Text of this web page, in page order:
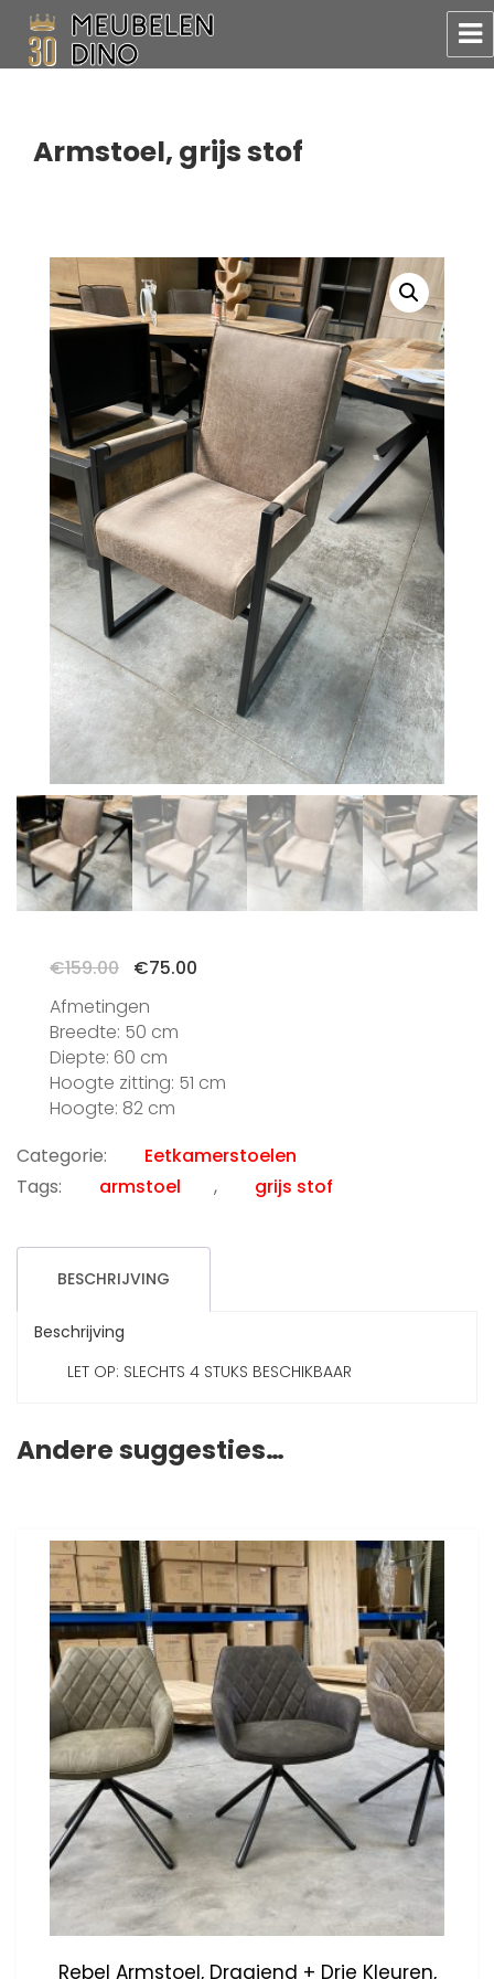
Armstoel, grijs stof
€159.00
Oorspronkelijke
was:
€159.00.
€75.00
Afmetingen
Breedte: 50 cm
Diepte: 60 cm
Hoogte zitting: 51 cm
Hoogte: 82 cm
Categorie:
Eetkamerstoelen
Tags:
armstoel , grijs stof
BESCHRIJVING
Beschrijving
LET OP: SLECHTS 4 STUKS BESCHIKBAAR
Andere suggesties…
Rebel Armstoel, Draaiend + Drie Kleuren,